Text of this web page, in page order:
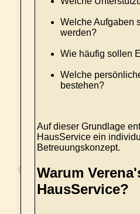
Welche Aufgaben
werden?
Wie häufig sollen
Welche
bestehen?
Auf dieser Grundlage
HausService ein
Betreuungskonzept.
Warum
HausService?